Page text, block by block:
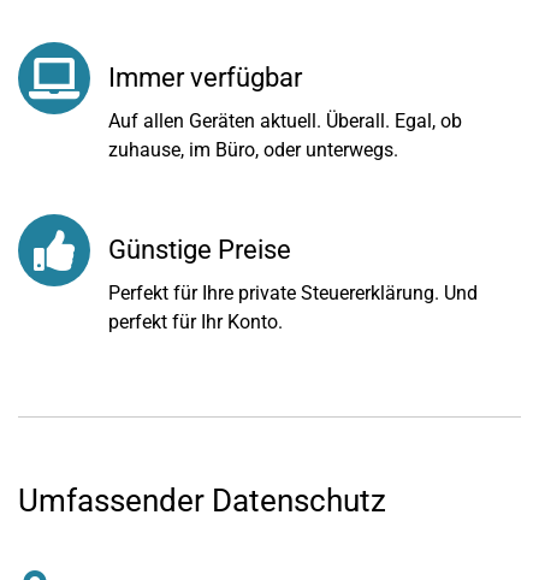
Immer verfügbar
Auf allen Geräten aktuell. Überall. Egal, ob
zuhause, im Büro, oder unterwegs.
Günstige Preise
Perfekt für Ihre private Steuererklärung. Und
perfekt für Ihr Konto.
Umfassender Datenschutz